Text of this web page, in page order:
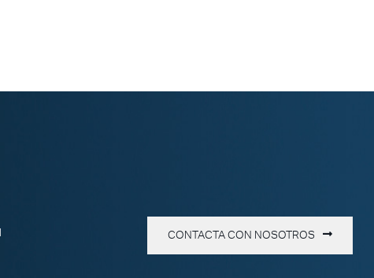
CONTACTA CON NOSOTROS